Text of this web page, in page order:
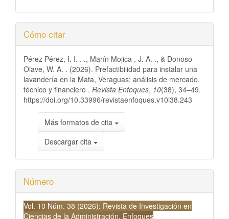
Detalles
del
artículo
Cómo citar
Pérez Pérez, I. I. . ., Marín Mojica , J. A. ., & Donoso
Olave, W. A. . (2026). Prefactibilidad para instalar una
lavandería en la Mata, Veraguas: análisis de mercado,
técnico y financiero . Revista Enfoques, 10(38), 34–49.
https://doi.org/10.33996/revistaenfoques.v10i38.243
Más formatos de cita
Descargar cita
Número
Vol. 10 Núm. 38 (2026): Revista de Investigación en
Ciencias de la Administración, Enfoques